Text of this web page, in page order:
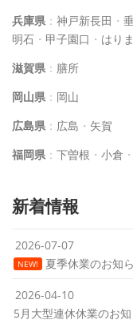
兵庫県 ： 神戸新長田 ・
明石 ・ 甲子園口 ・ はり
滋賀県 ： 膳所
岡山県 ： 岡山
広島県 ： 広島 ・ 矢賀
福岡県 ： 下曽根 ・ 小倉 ・
新着情報
2026-07-07
NEW! 夏季休業のお知
2026-04-10
5月大型連休休業のお